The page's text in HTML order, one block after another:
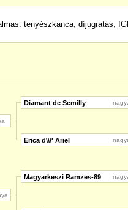
tenyészkanca, díjugratás,
Diamant de Semilly
Erica d\\\' Ariel
Magyarkeszi Ramzes-89